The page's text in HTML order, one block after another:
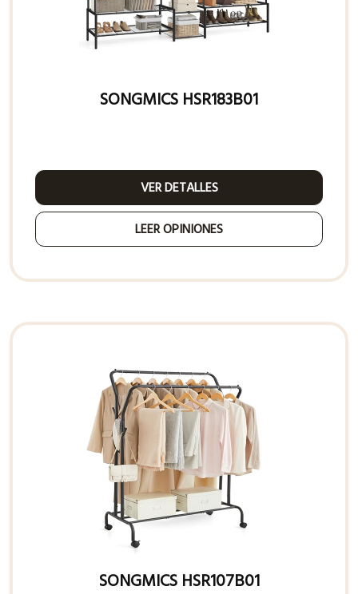
SONGMICS HSR183B01
VER DETALLES
LEER OPINIONES
SONGMICS HSR107B01